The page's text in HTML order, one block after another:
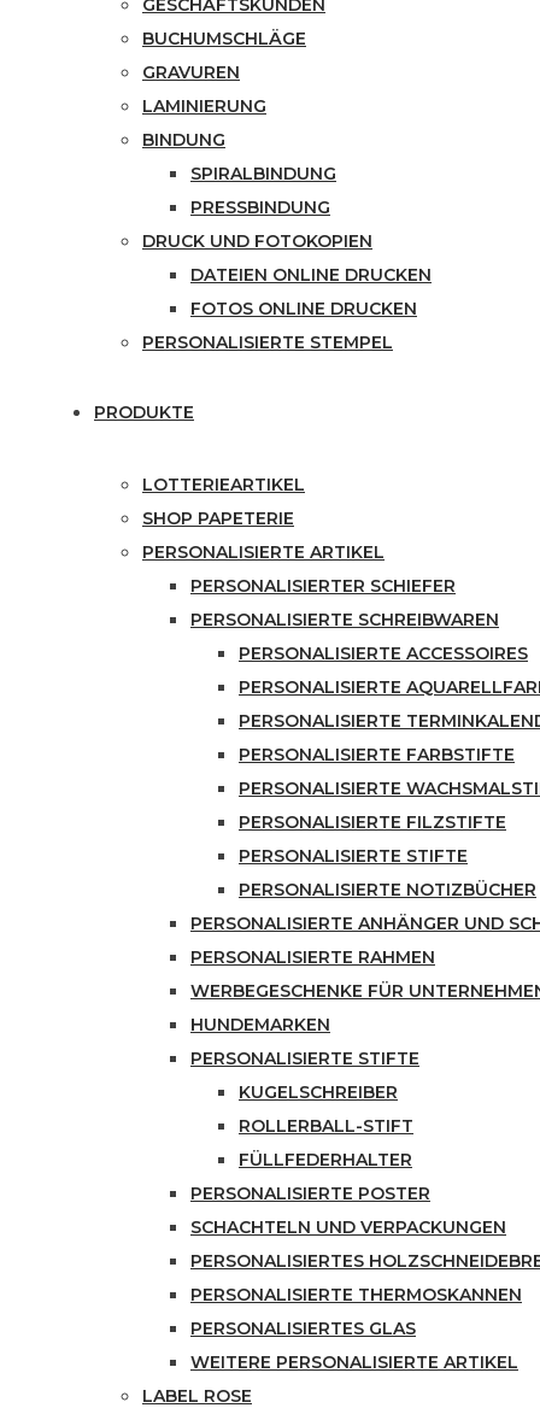
GESCHÄFTSKUNDEN
BUCHUMSCHLÄGE
GRAVUREN
LAMINIERUNG
BINDUNG
SPIRALBINDUNG
PRESSBINDUNG
DRUCK UND FOTOKOPIEN
DATEIEN ONLINE DRUCKEN
FOTOS ONLINE DRUCKEN
PERSONALISIERTE STEMPEL
PRODUKTE
LOTTERIEARTIKEL
SHOP PAPETERIE
PERSONALISIERTE ARTIKEL
PERSONALISIERTER SCHIEFER
PERSONALISIERTE SCHREIBWAREN
PERSONALISIERTE ACCESSOIRES
PERSONALISIERTE
PERSONALISIERTE
PERSONALISIERTE FARBSTIFTE
PERSONALISIERTE
PERSONALISIERTE FILZSTIFTE
PERSONALISIERTE STIFTE
PERSONALISIERTE NOTIZBÜCHER
PERSONALISIERTE ANHÄNGER UND
PERSONALISIERTE RAHMEN
WERBEGESCHENKE FÜR
HUNDEMARKEN
PERSONALISIERTE STIFTE
KUGELSCHREIBER
ROLLERBALL-STIFT
FÜLLFEDERHALTER
PERSONALISIERTE POSTER
SCHACHTELN UND VERPACKUNGEN
PERSONALISIERTES
PERSONALISIERTE THERMOSKANNEN
PERSONALISIERTES GLAS
WEITERE PERSONALISIERTE ARTIKEL
LABEL ROSE